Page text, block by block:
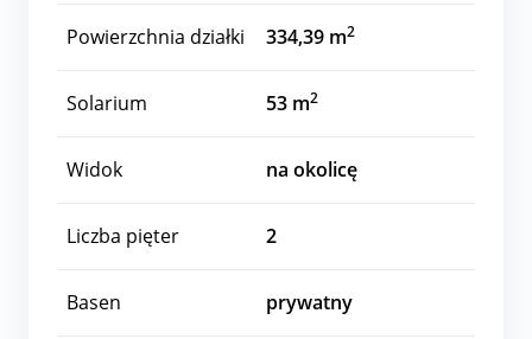
Powierzchnia działki 334,39 m2
Solarium 53 m2
Widok na okolicę
Liczba pięter 2
Basen prywatny